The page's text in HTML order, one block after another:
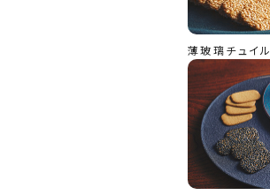
薄玻璃チュイル